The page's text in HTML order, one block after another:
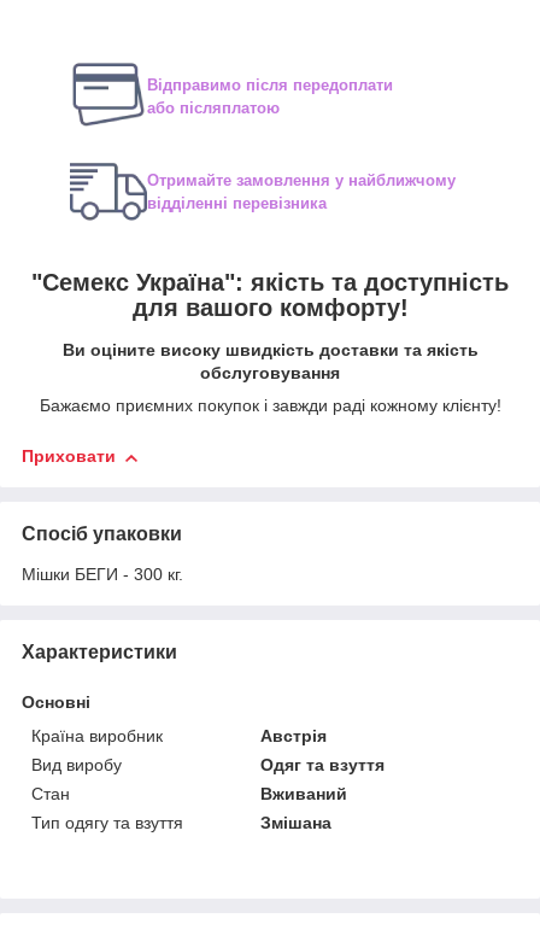
Відправимо після передоплати
або післяплатою
Отримайте замовлення у найближчому
відділенні перевізника
"Семекс Україна": якість та доступність
для вашого комфорту!
Ви оціните високу швидкість доставки та якість
обслуговування
Бажаємо приємних покупок і завжди раді кожному клієнту!
Приховати
Спосіб упаковки
Мішки БЕГИ - 300 кг.
Характеристики
Основні
Країна виробник
Австрія
Вид виробу
Одяг та взуття
Стан
Вживаний
Тип одягу та взуття
Змішана